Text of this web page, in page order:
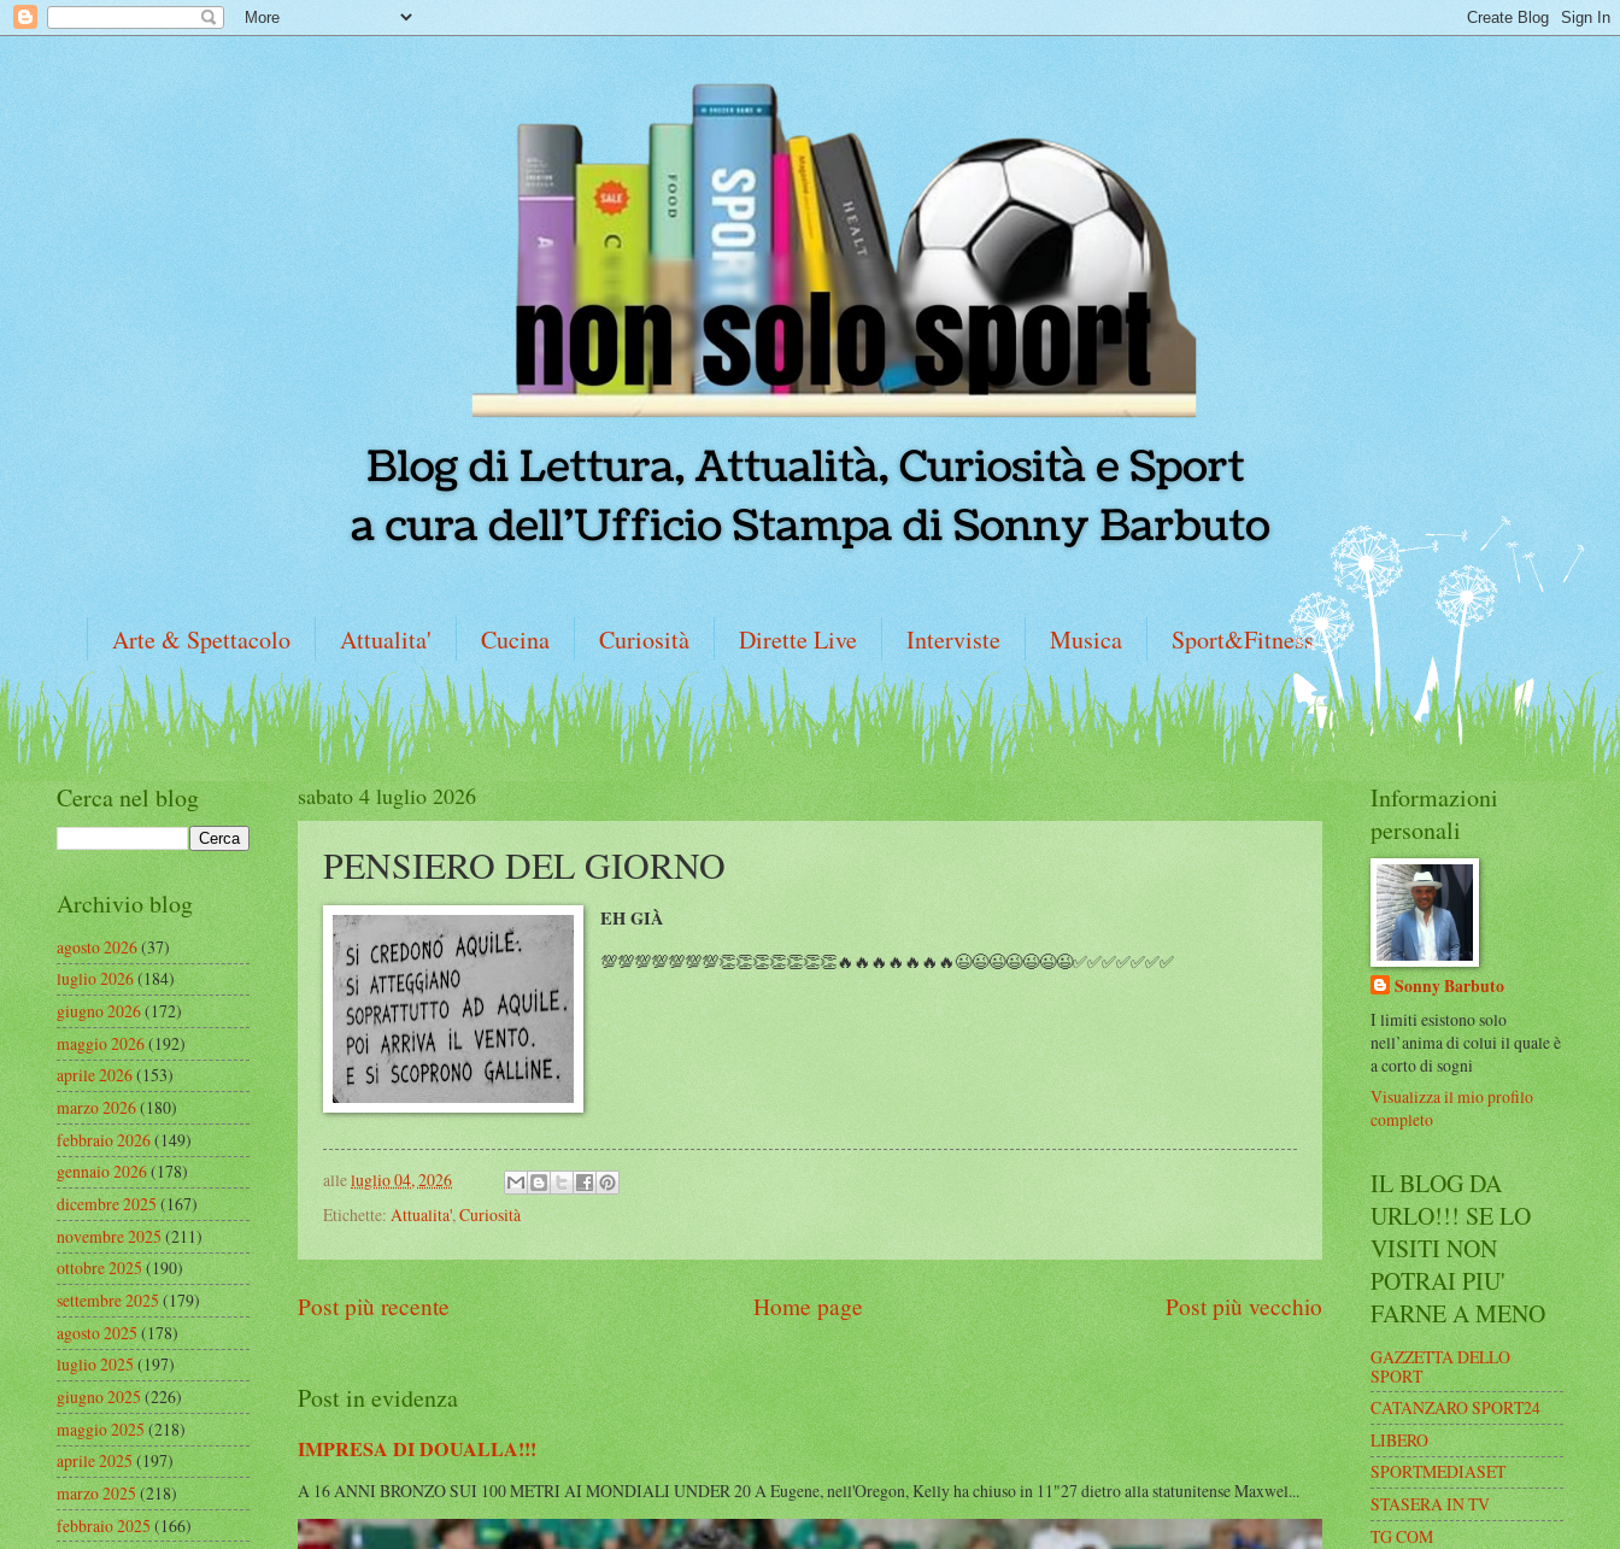
Arte & Spettacolo Attualita' Cucina Curiosità Dirette Live Interviste Musica Sport&Fitness
sabato 4 luglio 2026
PENSIERO DEL GIORNO
EH GIÀ
💯💯💯💯💯💯💯👏👏👏👏👏👏👏🔥🔥🔥🔥🔥🔥🔥😉😉😉😉😉😉😉✅✅✅✅✅✅✅
alleluglio 04, 2026
Etichette: Attualita',Curiosità
Post più recente Post più vecchio
Home page
Post in evidenza
IMPRESA DI DOUALLA!!!
A 16 ANNI BRONZO SUI 100 METRI AI MONDIALI UNDER 20 A Eugene, nell'Oregon, Kelly ha chiuso in 11"27 dietro alla statunitense Maxwel...
Cerca nel blog
Archivio blog
agosto 2026(37)
luglio 2026(184)
giugno 2026(172)
maggio 2026(192)
aprile 2026(153)
marzo 2026(180)
febbraio 2026(149)
gennaio 2026(178)
dicembre 2025(167)
novembre 2025(211)
ottobre 2025(190)
settembre 2025(179)
agosto 2025(178)
luglio 2025(197)
giugno 2025(226)
maggio 2025(218)
aprile 2025(197)
marzo 2025(218)
febbraio 2025(166)
Informazioni
personali
Sonny Barbuto
I limiti esistono solo
nell’anima di colui il quale è
a corto di sogni
Visualizza il mio profilo
completo
IL BLOG DA
URLO!!! SE LO
VISITI NON
POTRAI PIU'
FARNE A MENO
GAZZETTA DELLO
SPORT
CATANZARO SPORT24
LIBERO
SPORTMEDIASET
STASERA IN TV
TG COM